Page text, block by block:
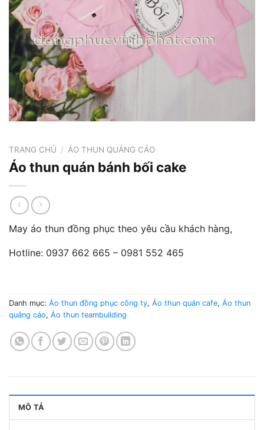
TRANG CHỦ / ÁO THUN QUẢNG CÁO
Áo thun quán bánh bối cake
May áo thun đồng phục theo yêu cầu khách hàng,
Hotline: 0937 662 665 – 0981 552 465
Danh mục: Áo thun đồng phục công ty, Áo thun quán cafe, Áo thun
quảng cáo, Áo thun teambuilding
MÔ TẢ